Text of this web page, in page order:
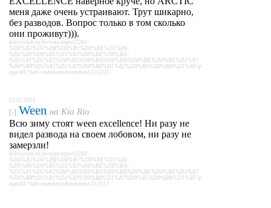
меня даже очень устраивают. Трут шикарно,
без разводов. Вопрос только в том сколько
они проживут))).
kiarioclub.ru/forums/topic/2284-
%D0%B2%D1%8B%D0%B1%D0%BE%D1%80-
%D1%89%D0%B5%D1%82%D0%BE%D0%BA-
%D1%81%D1%82%D0%B5%D0%BA%D0%BB%D0%BE%D0%BE%D1%87
%D0%B8%D1%81%D1%82%D0%B8%D1%82%D0%B5%D0%BB%D1%8F/p
age/40/?tab=comments#comment-515425
22.02.2015
[-] Ween на Kia Rio
Всю зиму стоят ween excellence! Ни разу не
видел развода на своем лобовом, ни разу не
замерзли!
kiarioclub.ru/forums/topic/2284-
%D0%B2%D1%8B%D0%B1%D0%BE%D1%80-
%D1%89%D0%B5%D1%82%D0%BE%D0%BA-
%D1%81%D1%82%D0%B5%D0%BA%D0%BB%D0%BE%D0%BE%D1%87
%D0%B8%D1%81%D1%82%D0%B8%D1%82%D0%B5%D0%BB%D1%8F/p
age/40/?tab=comments#comment-513113